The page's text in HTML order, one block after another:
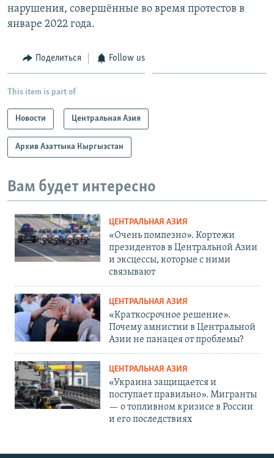
нарушения, совершённые во время протестов в
январе 2022 года.
Поделиться Follow us
This item is part of
Новости Центральная Азия
Архив Азаттыка Кыргызстан
Вам будет интересно
ЦЕНТРАЛЬНАЯ АЗИЯ
«Очень помпезно». Кортежи
президентов в Центральной Азии
и эксцессы, которые с ними
связывают
ЦЕНТРАЛЬНАЯ АЗИЯ
«Краткосрочное решение».
Почему амнистии в Центральной
Азии не панацея от проблемы?
ЦЕНТРАЛЬНАЯ АЗИЯ
«Украина защищается и
поступает правильно». Мигранты
— о топливном кризисе в России
и его последствиях